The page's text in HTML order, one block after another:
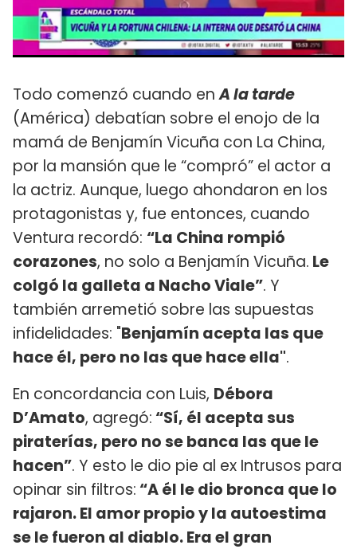
Todo comenzó cuando enA la tarde
(América) debatían sobre el enojo de la
mamá de Benjamín Vicuña con La China,
por la mansión que le “compró” el actor a
la actriz. Aunque, luego ahondaron en los
protagonistas y, fue entonces, cuando
Ventura recordó: “La China rompió
corazones, no solo a Benjamín Vicuña. Le
colgó la galleta a Nacho Viale”. Y
también arremetió sobre las supuestas
infidelidades: "Benjamín acepta las que
hace él, pero no las que hace ella".
En concordancia con Luis, Débora
D’Amato, agregó: “Sí, él acepta sus
piraterías, pero no se banca las que le
hacen”. Y esto le dio pie al ex Intrusos para
opinar sin filtros: “A él le dio bronca que lo
rajaron. El amor propio y la autoestima
se le fueron al diablo. Era el gran